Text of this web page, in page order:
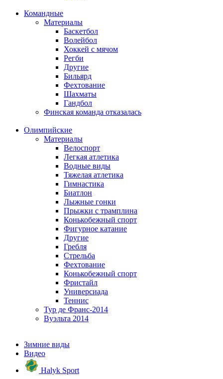
Командные
Материалы
Баскетбол
Волейбол
Хоккей с мячом
Регби
Другие
Бильярд
Фехтование
Шахматы
Гандбол
Финская команда отказалась
Олимпийские
Материалы
Велоспорт
Легкая атлетика
Водные виды
Тяжелая атлетика
Гимнастика
Биатлон
Лыжные гонки
Прыжки с трамплина
Конькобежный спорт
Фигурное катание
Другие
Гребля
Стрельба
Фехтование
Конькобежный спорт
Фристайл
Универсиада
Теннис
Тур де Франс-2014
Вуэльта 2014
Зимние виды
Видео
Halyk Sport